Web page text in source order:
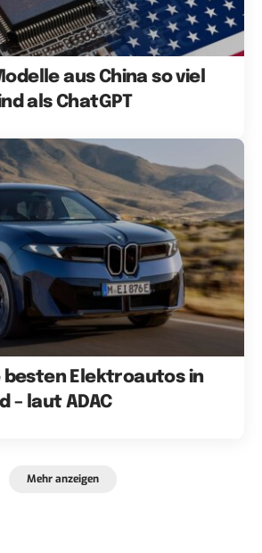
aus China so viel
als ChatGPT
besten Elektroautos in
– laut ADAC
Mehr anzeigen